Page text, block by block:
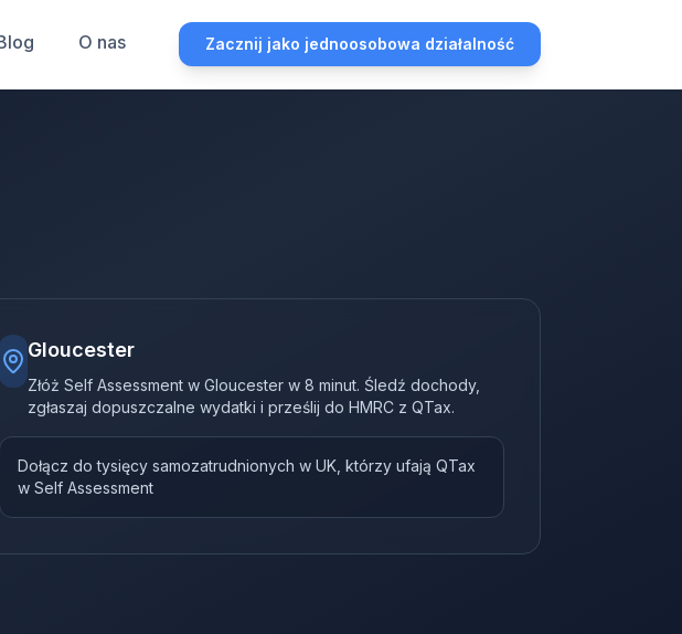
O nas Zacznij jako jednoosobowa działalność
Gloucester
Złóż Self Assessment w Gloucester w 8 minut. Śledź dochody,
zgłaszaj dopuszczalne wydatki i prześlij do HMRC z QTax.
Dołącz do tysięcy samozatrudnionych w UK, którzy ufają QTax
w Self Assessment